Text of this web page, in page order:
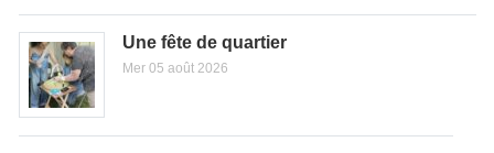
Une fête de quartier
Mer 05 août 2026